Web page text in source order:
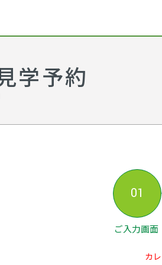
学予約
01
ご入力画面
カ